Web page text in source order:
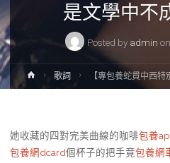
是文學中不
Posted by admin on
Home歌詞 【專包養蛇貫中西
她收藏的四對完美曲線的咖啡包養
包養網dcard個杯子的把手竟包養網